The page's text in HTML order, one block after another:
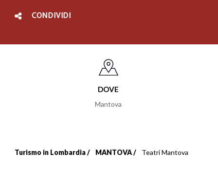
CONDIVIDI
DOVE
Mantova
Turismo in Lombardia MANTOVA Teatri Mantova